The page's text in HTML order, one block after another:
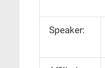
Speaker: